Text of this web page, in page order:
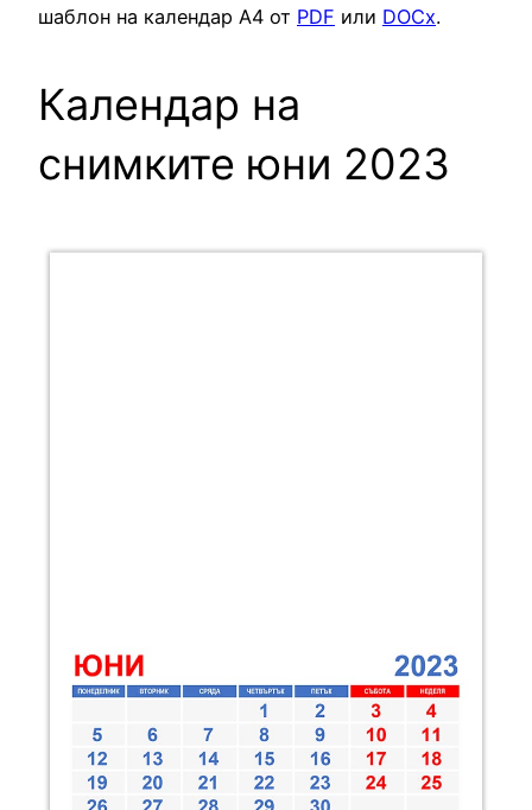
шаблон на календар A4 от PDF или DOCx.
Календар на
снимките юни 2023